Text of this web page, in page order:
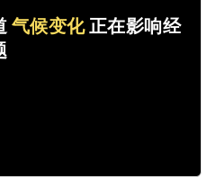
气候变化正在影响经